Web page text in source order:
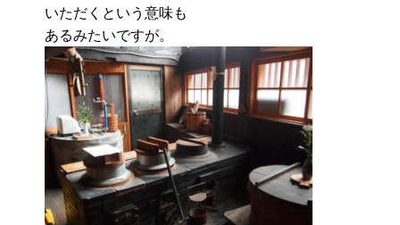
いただくという意味も
あるみたいですが。